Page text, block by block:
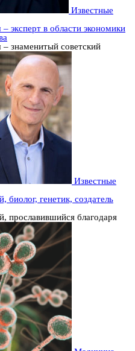
Известные
эксперт в области экономики
знаменитый советский
Известные
генетик, создатель
прославившийся благодаря